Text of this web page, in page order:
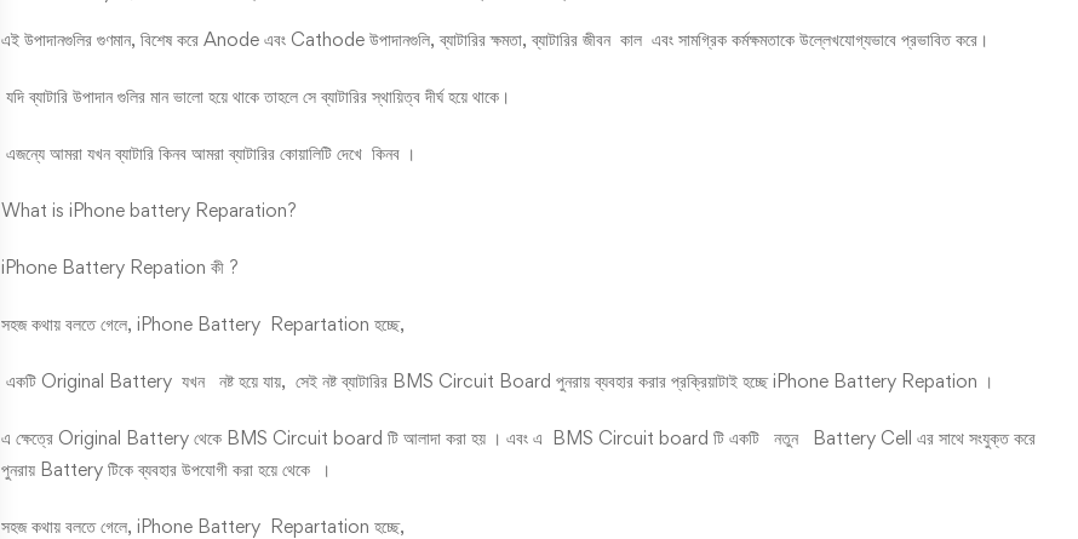
এই উপাদানগুলির গুণমান, বিশেষ করে Anode এবং Cathode উপাদানগুলি, ব্যাটারির ক্ষমতা, ব্যাটারির জীবন কাল এবং সামগ্রিক কর্মক্ষমতাকে উল্লেখযোগ্যভাবে প্রভাবিত করে।
যদি ব্যাটারি উপাদান গুলির মান ভালো হয়ে থাকে তাহলে সে ব্যাটারির স্থায়িত্ব দীর্ঘ হয়ে থাকে।
এজন্যে আমরা যখন ব্যাটারি কিনব আমরা ব্যাটারির কোয়ালিটি দেখে কিনব ।
What is iPhone battery Reparation?
iPhone Battery Repation কী ?
সহজ কথায় বলতে গেলে, iPhone Battery Repartation হচ্ছে,
একটি Original Battery যখন নষ্ট হয়ে যায়, সেই নষ্ট ব্যাটারির BMS Circuit Board পুনরায় ব্যবহার করার প্রক্রিয়াটাই হচ্ছে iPhone Battery Repation ।
এ ক্ষেত্রে Original Battery থেকে BMS Circuit board টি আলাদা করা হয় । এবং এ BMS Circuit board টি একটি নতুন Battery Cell এর সাথে সংযুক্ত করে
পুনরায় Battery টিকে ব্যবহার উপযোগী করা হয়ে থেকে ।
সহজ কথায় বলতে গেলে, iPhone Battery Repartation হচ্ছে,